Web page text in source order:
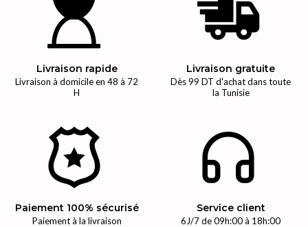
Livraison rapide
Livraison à domicile en 48 à 72
H
Livraison gratuite
Dès 99 DT d'achat dans toute
la Tunisie
Paiement 100% sécurisé
Paiement à la livraison
Service client
6J/7 de 09h:00 à 18h:00